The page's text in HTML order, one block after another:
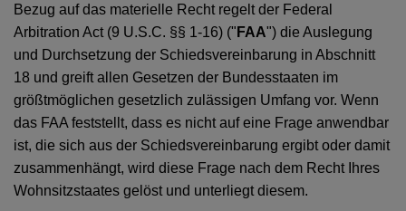
Bezug auf das materielle Recht regelt der Federal
Arbitration Act (9 U.S.C. §§ 1-16) (" FAA") die Auslegung
und Durchsetzung der Schiedsvereinbarung in Abschnitt
18 und greift allen Gesetzen der Bundesstaaten im
größtmöglichen gesetzlich zulässigen Umfang vor. Wenn
das FAA feststellt, dass es nicht auf eine Frage anwendbar
ist, die sich aus der Schiedsvereinbarung ergibt oder damit
zusammenhängt, wird diese Frage nach dem Recht Ihres
Wohnsitzstaates gelöst und unterliegt diesem.